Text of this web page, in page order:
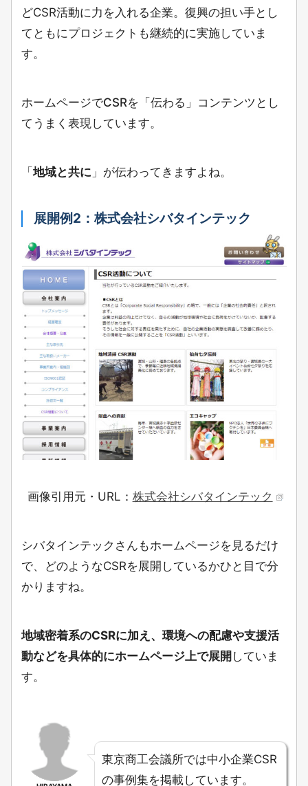
どCSR活動に力を入れる企業。復興の担い手とし
てともにプロジェクトも継続的に実施していま
す。
ホームページでCSRを「伝わる」コンテンツとし
てうまく表現しています。
「地域と共に 」が伝わってきますよね。
展開例2：株式会社シバタインテック
画像引用元・URL： 株式会社シバタインテック
シバタインテックさんもホームページを見るだけ
で、どのようなCSRを展開しているかひと目で分
かりますね。
地域密着系のCSRに加え、環境への配慮や支援活
動などを具体的にホームページ上で展開 していま
す。
東京商工会議所では中小企業CSR
の事例集を掲載しています。